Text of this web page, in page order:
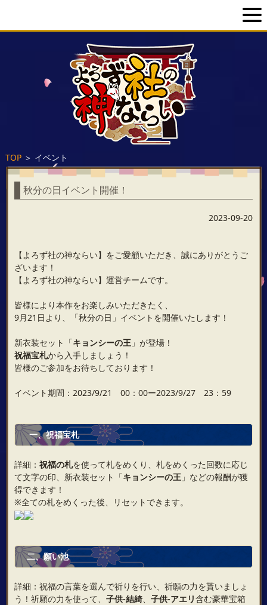
TOP＞ イベント
秋分の日イベント開催！
2023-09-20
【よろず社の神ならい】をご愛顧いただき、誠にありがとうご
ざいます！
【よろず社の神ならい】運営チームです。
皆様により本作をお楽しみいただきたく、
9月21日より、「秋分の日」イベントを開催いたします！
新衣装セット「キョンシーの王」が登場！
祝福宝札から入手しましょう！
皆様のご参加をお待ちしております！
イベント期間：2023/9/21 00：00ー2023/9/27 23：59
一、祝福宝札
詳細： 祝福の札を使って札をめくり、札をめくった回数に応じ
て文字の印、新衣装セット「キョンシーの王」などの報酬が獲
得できます！
※全ての札をめくった後、リセットできます。
二、願い池
詳細：祝福の言葉を選んで祈りを行い、祈願の力を貰いましょ
う！祈願の力を使って、 子供‐結綺、 子供‐アエリ含む豪華宝箱